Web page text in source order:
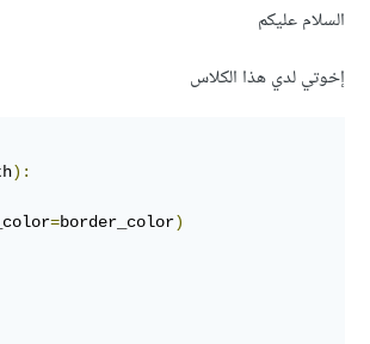
السلام عليكم
إخوتي لدي هذا الكلاس
):
=border_color)